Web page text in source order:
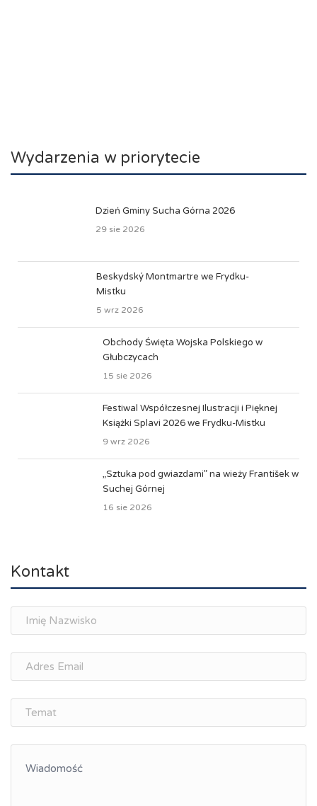
Wydarzenia w priorytecie
Dzień Gminy Sucha Górna 2026
29 sie 2026
Beskydský Montmartre we Frydku-
Mistku
5 wrz 2026
Obchody Święta Wojska Polskiego w
Głubczycach
15 sie 2026
Festiwal Współczesnej Ilustracji i Pięknej
Książki Splavi 2026 we Frydku-Mistku
9 wrz 2026
„Sztuka pod gwiazdami” na wieży František w
Suchej Górnej
16 sie 2026
Kontakt